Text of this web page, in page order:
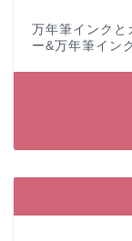
万年筆インクと
ー&万年筆イン